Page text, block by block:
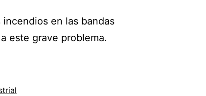
en las bandas
este grave problema.